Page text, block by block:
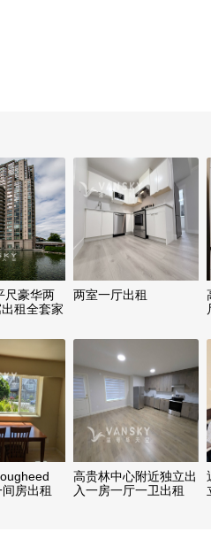
尺豪华两
租全套家
两室一厅出租
房出租
高贵林中心附近独立出
入一房一厅一卫出租